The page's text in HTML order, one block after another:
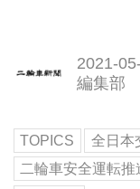
2021-
編集部
TOPICS
全日本
二輪車安全運転推